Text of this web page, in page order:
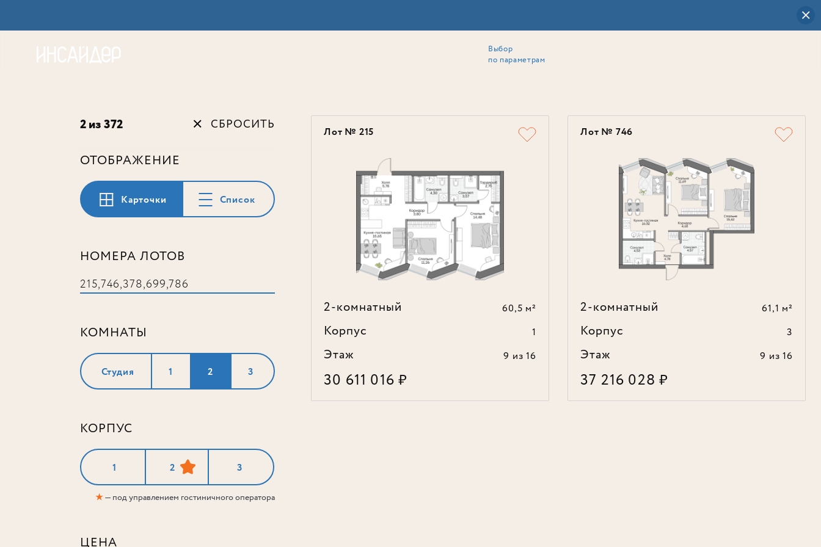
Выбор
по параметрам
2 из 372 СБРОСИТЬ
ОТОБРАЖЕНИЕ
Карточки Список
НОМЕРА ЛОТОВ
КОМНАТЫ
Студия 1 2 3
КОРПУС
1 2 3
★— под управлением гостиничного оператора
ЦЕНА
Лот № 215
2-комнатный 60,5 м²
Корпус 1
Этаж 9 из 16
30 611 016₽
Лот № 746
2-комнатный 61,1 м²
Корпус 3
Этаж 9 из 16
37 216 028₽